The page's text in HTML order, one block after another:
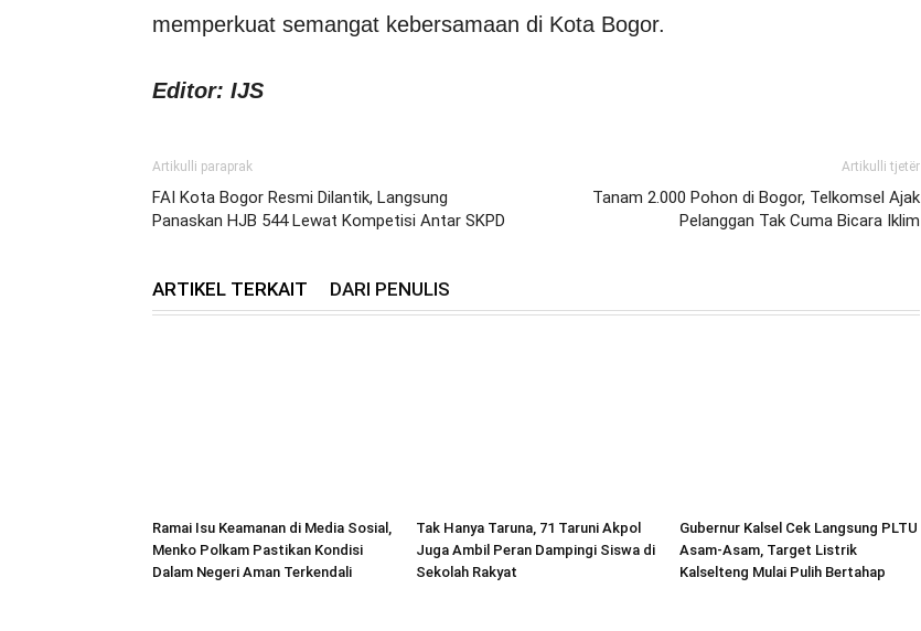
memperkuat semangat kebersamaan di Kota Bogor.
Editor: IJS
Artikulli paraprak
FAI Kota Bogor Resmi Dilantik, Langsung
Panaskan HJB 544 Lewat Kompetisi Antar SKPD
Artikulli tjetër
Tanam 2.000 Pohon di Bogor, Telkomsel Ajak
Pelanggan Tak Cuma Bicara Iklim
ARTIKEL TERKAIT DARI PENULIS
Ramai Isu Keamanan di Media Sosial,
Menko Polkam Pastikan Kondisi
Dalam Negeri Aman Terkendali
Tak Hanya Taruna, 71 Taruni Akpol
Juga Ambil Peran Dampingi Siswa di
Sekolah Rakyat
Gubernur Kalsel Cek Langsung PLTU
Asam-Asam, Target Listrik
Kalselteng Mulai Pulih Bertahap